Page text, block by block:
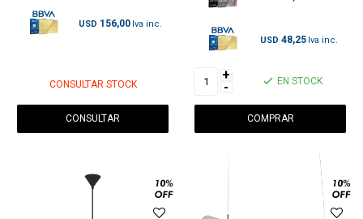
USD 156,00
CONSULTAR STOCK
CONSULTAR
USD 48,25
+
- EN STOCK